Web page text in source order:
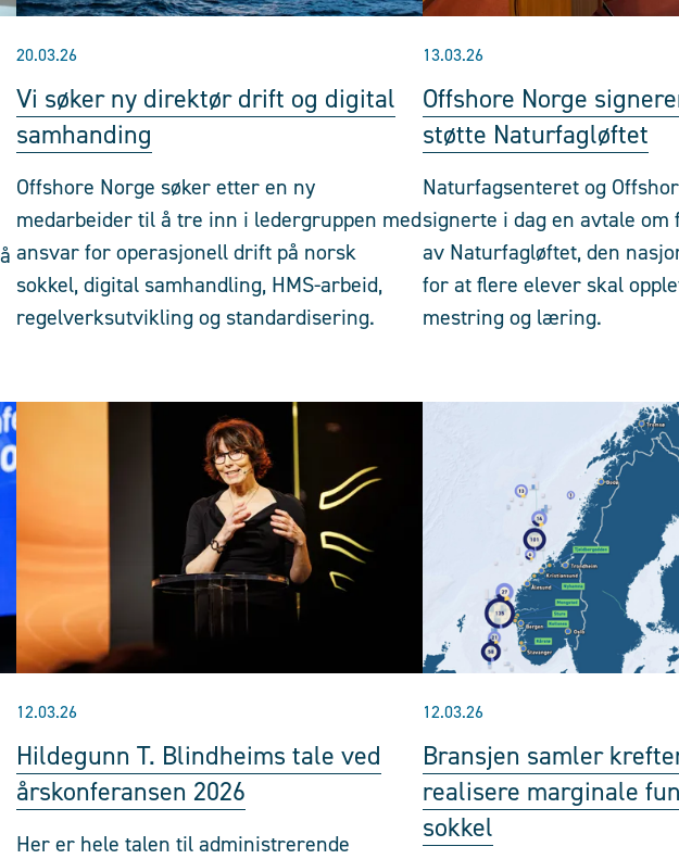
20.03.26
Vi søker ny direktør drift og digital
samhanding
Offshore Norge søker etter en ny
medarbeider til å tre inn i ledergruppen med
ansvar for operasjonell drift på norsk
sokkel, digital samhandling, HMS-arbeid,
regelverksutvikling og standardisering.
13.03.26
Offshore Norge
støtte Naturfagløftet
Naturfagsenteret og
signerte i dag en avtale om
av Naturfagløftet, den
for at flere elever skal
mestring og læring.
12.03.26
Hildegunn T. Blindheims tale ved
årskonferansen 2026
Her er hele talen til administrerende
12.03.26
Bransjen samler
realisere marginale
sokkel